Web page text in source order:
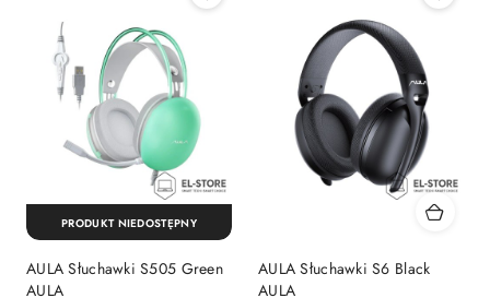
AULA Słuchawki S505 Green
AULA
PRODUKT NIEDOSTĘPNY
AULA Słuchawki S6 Black
AULA